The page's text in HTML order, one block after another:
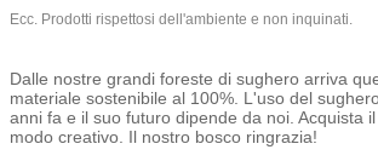
Ecc. Prodotti rispettosi dell'ambiente e non inquinati.
Dalle nostre grandi foreste di sughero arriva
materiale sostenibile al 100%. L'uso del
anni fa e il suo futuro dipende da noi. Acquista
modo creativo. Il nostro bosco ringrazia!